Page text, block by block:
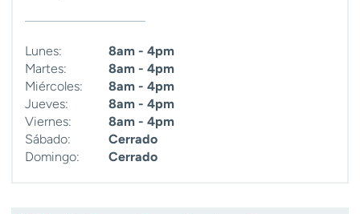
Lunes:
8am - 4pm
Martes:
8am - 4pm
Miércoles:
8am - 4pm
Jueves:
8am - 4pm
Viernes:
8am - 4pm
Sábado:
Cerrado
Domingo:
Cerrado